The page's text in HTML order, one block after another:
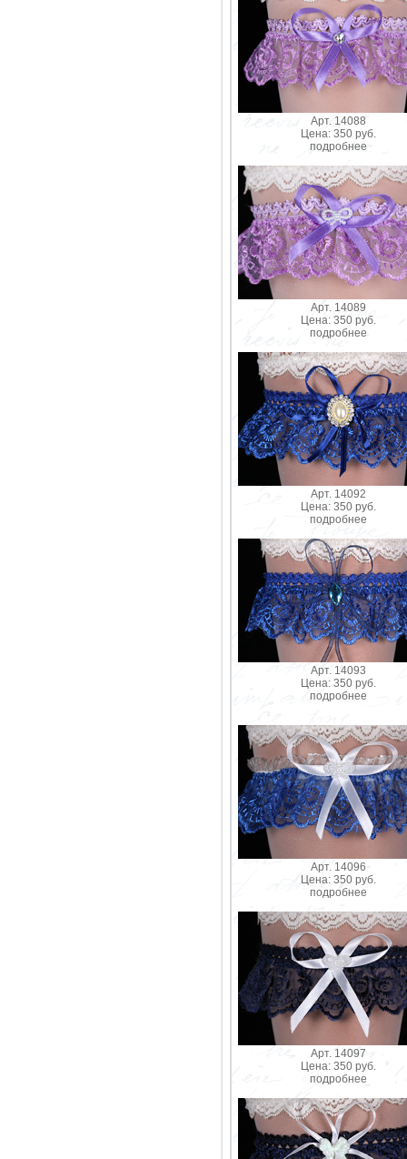
Арт. 14088
Цена: 350 руб.
подробнее
Арт. 14089
Цена: 350 руб.
подробнее
Арт. 14092
Цена: 350 руб.
подробнее
Арт. 14093
Цена: 350 руб.
подробнее
Арт. 14096
Цена: 350 руб.
подробнее
Арт. 14097
Цена: 350 руб.
подробнее